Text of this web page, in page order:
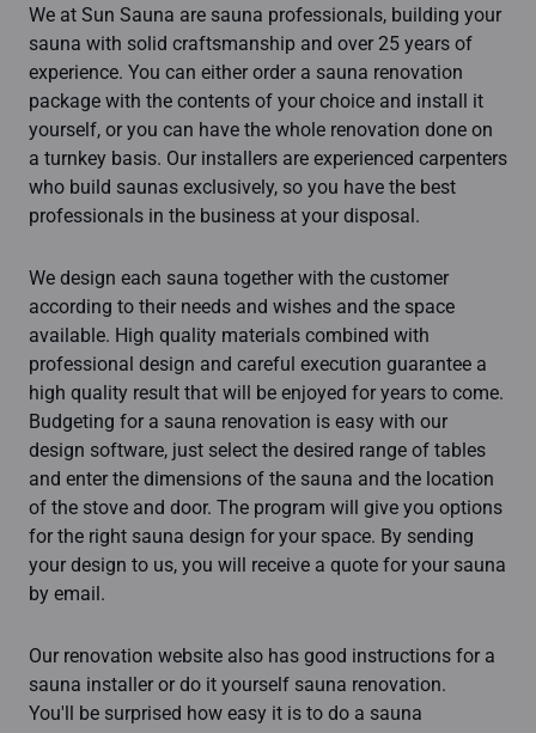
We at Sun Sauna are sauna professionals, building your
sauna with solid craftsmanship and over 25 years of
experience. You can either order a sauna renovation
package with the contents of your choice and install it
yourself, or you can have the whole renovation done on
a turnkey basis. Our installers are experienced carpenters
who build saunas exclusively, so you have the best
professionals in the business at your disposal.
We design each sauna together with the customer
according to their needs and wishes and the space
available. High quality materials combined with
professional design and careful execution guarantee a
high quality result that will be enjoyed for years to come.
Budgeting for a sauna renovation is easy with our
design software, just select the desired range of tables
and enter the dimensions of the sauna and the location
of the stove and door. The program will give you options
for the right sauna design for your space. By sending
your design to us, you will receive a quote for your sauna
by email.
Our renovation website also has good instructions for a
sauna installer or do it yourself sauna renovation.
You'll be surprised how easy it is to do a sauna